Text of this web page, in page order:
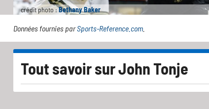
crédit photo :Bethany Baker
Données fournies parSports-Reference.com
Tout savoir surJohn Tonje